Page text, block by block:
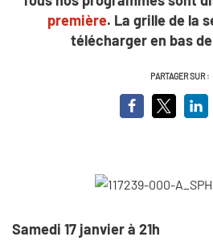
première. La grille de la
télécharger en bas
PARTAGER SUR :
Samedi 17 janvier à 21h